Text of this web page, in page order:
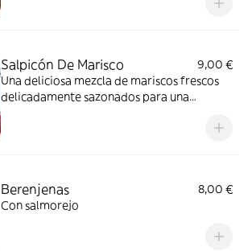
Salpicón De Marisco
9,00 €
Una deliciosa mezcla de mariscos frescos
delicadamente sazonados para una
Berenjenas
8,00 €
Con salmorejo